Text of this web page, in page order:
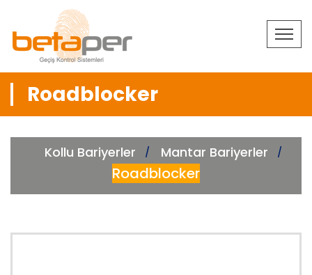
Roadblocker
Kollu Bariyerler Mantar Bariyerler
Roadblocker